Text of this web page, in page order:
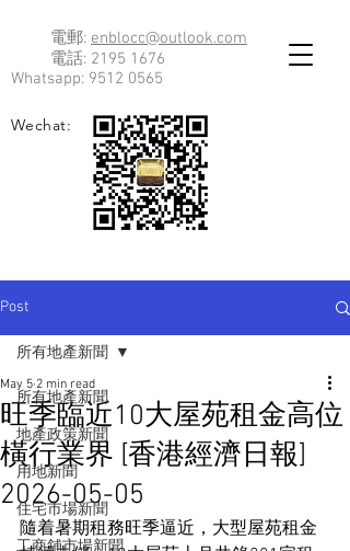
電郵: enblocc@outlook.com
電話: 2195 1676
Whatsapp: 9512 0565
Wechat:
Post
所有地產新聞
地產政策新聞
用地新聞
住宅市場新聞
工商舖市場新聞
所有地產新聞
旺季臨近10大屋苑租金高位
橫行業界 [香港經濟日報]
2026-05-05
May 5 2 min read
隨着暑期租務旺季逼近，大型屋苑租金